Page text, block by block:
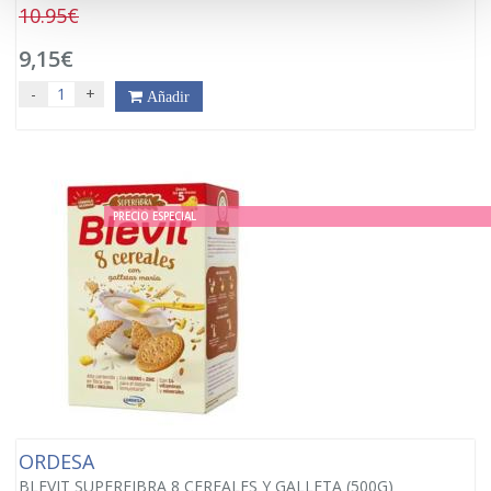
10.95€
9,15€
- + Añadir
PRECIO ESPECIAL
ORDESA
BLEVIT SUPERFIBRA 8 CEREALES Y GALLETA (500G)